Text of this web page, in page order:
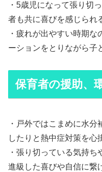
・5歳児になって張り切
者も共に喜びを感じられ
・疲れが出やすい時期
ーションをとりながら子
保育者の援助、
・戸外ではこまめに水
したりと熱中症対策を心
・張り切っている気持ち
進級した喜びや自信に繋